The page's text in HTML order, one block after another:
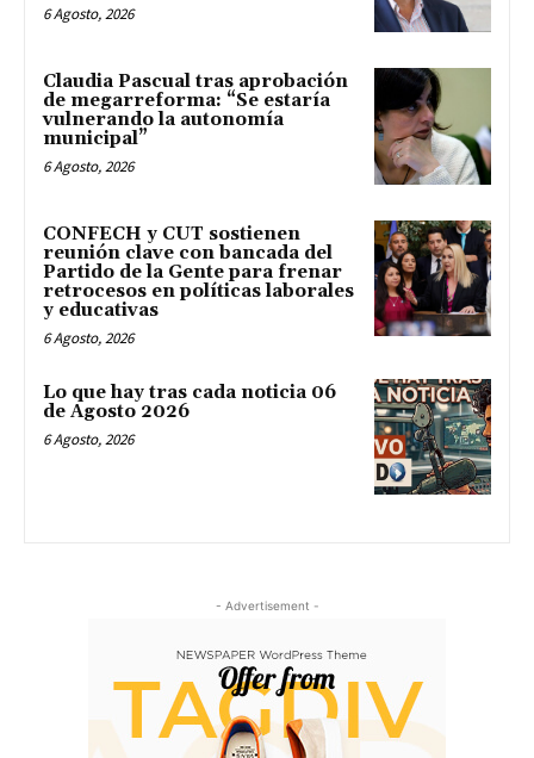
6 Agosto, 2026
Claudia Pascual tras aprobación
de megarreforma: “Se estaría
vulnerando la autonomía
municipal”
6 Agosto, 2026
CONFECH y CUT sostienen
reunión clave con bancada del
Partido de la Gente para frenar
retrocesos en políticas laborales
y educativas
6 Agosto, 2026
Lo que hay tras cada noticia 06
de Agosto 2026
6 Agosto, 2026
- Advertisement -